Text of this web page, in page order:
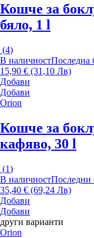
Кошче за
бяло, 1 l
(4)
В наличностПоследна
15,90 € (31,10 Лв)
Добави
Добави
Orion
Кошче за
кафяво, 30 l
(1)
В наличностПоследни
35,40 € (69,24 Лв)
Добави
Добави
други варианти
Orion